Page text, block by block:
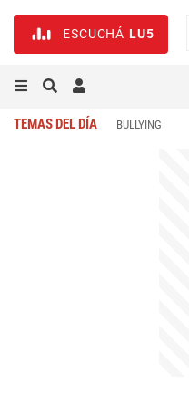
ESCUCHÁ LU5
TEMAS DEL DÍA BULLYING